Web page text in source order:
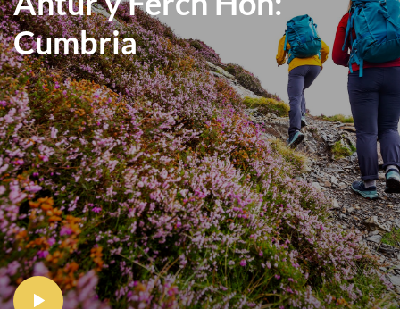
Cumbria